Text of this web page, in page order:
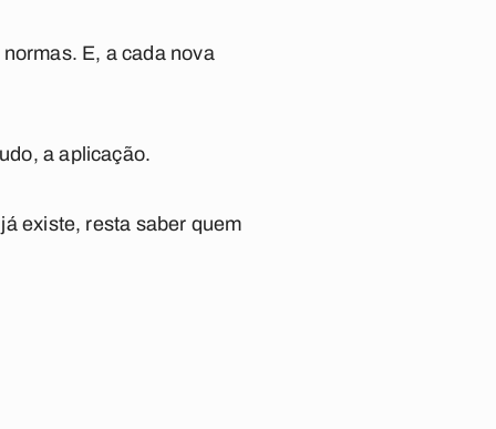
E, a cada nova
a aplicação.
existe, resta saber quem